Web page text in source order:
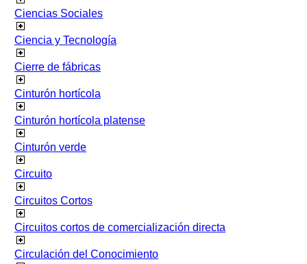
Ciencias Sociales
Ciencia y Tecnología
Cierre de fábricas
Cinturón hortícola
Cinturón hortícola platense
Cinturón verde
Circuito
Circuitos Cortos
Circuitos cortos de comercialización directa
Circulación del Conocimiento